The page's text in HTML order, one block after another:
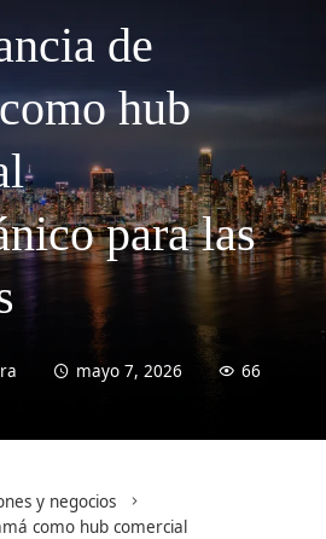
de
hub
para las
mayo 7, 2026 66
y negocios
como hub comercial